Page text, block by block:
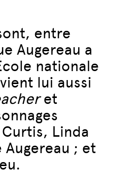
entre
Augereau a
nationale
lui aussi
et
Linda
; et